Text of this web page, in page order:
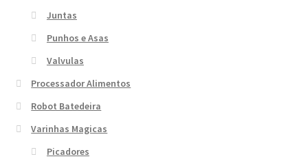
Juntas
Punhos e Asas
Valvulas
Processador Alimentos
Robot Batedeira
Varinhas Magicas
Picadores